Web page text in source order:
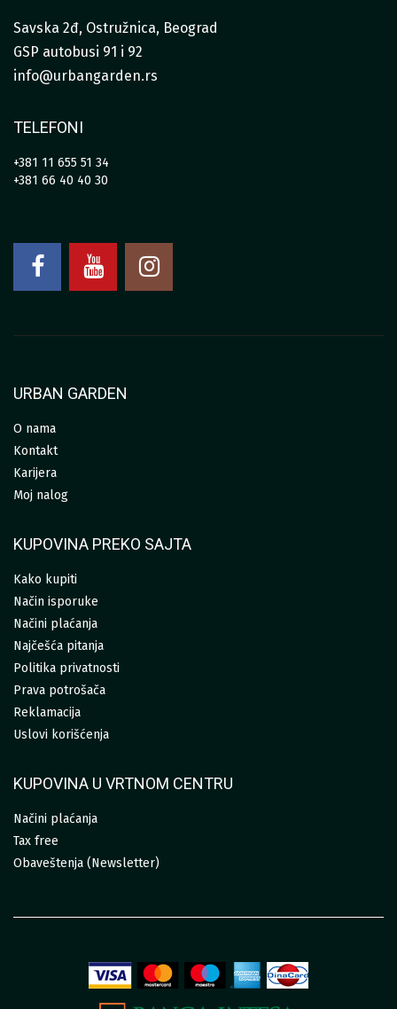
Savska 2đ, Ostružnica, Beograd
GSP autobusi 91 i 92
info@urbangarden.rs
TELEFONI
+381 11 655 51 34
+381 66 40 40 30
URBAN GARDEN
O nama
Kontakt
Karijera
Moj nalog
KUPOVINA PREKO SAJTA
Kako kupiti
Način isporuke
Načini plaćanja
Najčešća pitanja
Politika privatnosti
Prava potrošača
Reklamacija
Uslovi korišćenja
KUPOVINA U VRTNOM CENTRU
Načini plaćanja
Tax free
Obaveštenja (Newsletter)